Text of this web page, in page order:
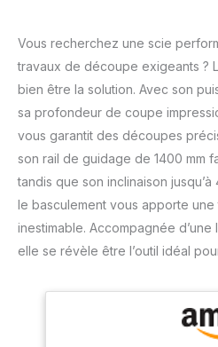
Vous recherchez une scie
travaux de découpe exigeants ?
bien être la solution. Avec son
sa profondeur de coupe
vous garantit des découpes
son rail de guidage de 1400 mm
tandis que son inclinaison
le basculement vous apporte une
inestimable. Accompagnée d’une
elle se révèle être l’outil idéal